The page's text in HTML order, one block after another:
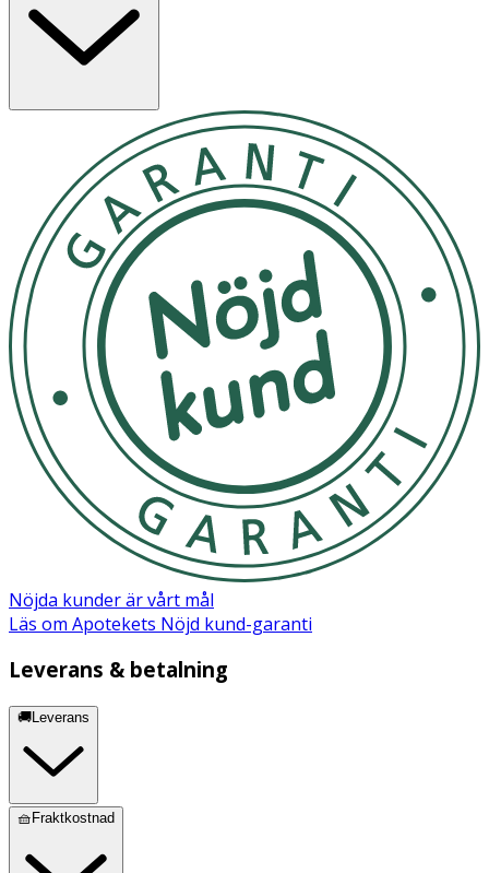
Nöjda kunder är vårt mål
Läs om Apotekets Nöjd kund-garanti
Leverans & betalning
🚚Leverans
🧺Fraktkostnad